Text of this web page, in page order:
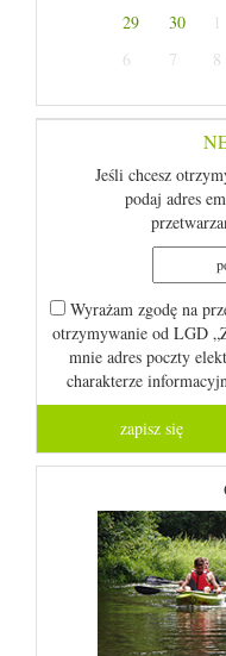
29
30 1
6
7 8
Jeśli chcesz
podaj adres
Wyrażam zgodę na
otrzymywanie od LGD
mnie adres poczty
charakterze